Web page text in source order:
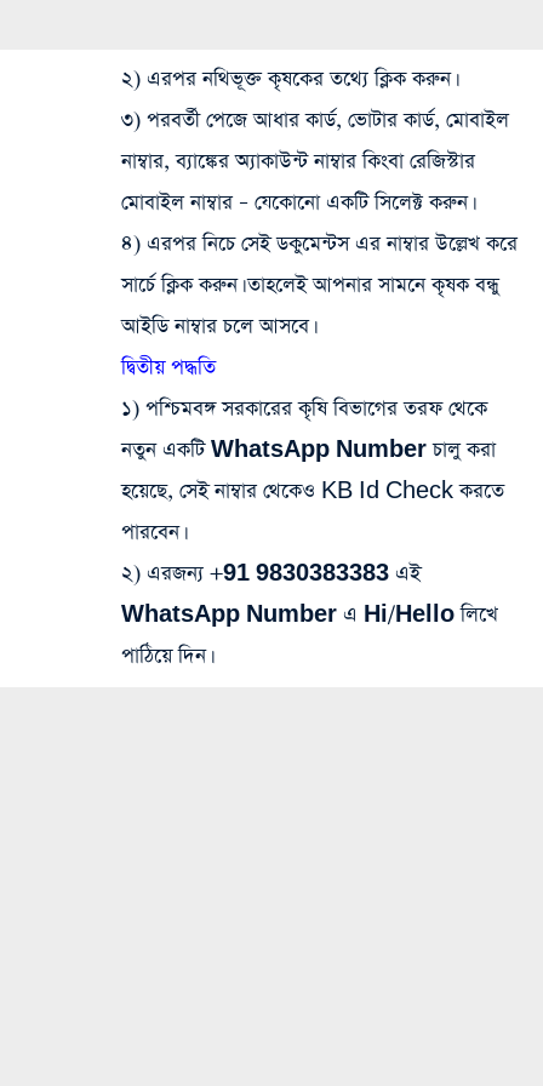
২) এরপরনথিভূক্ত কৃষকের তথ্যেক্লিক করুন।
৩) পরবর্তী পেজে আধার কার্ড, ভোটার কার্ড, মোবাইল
নাম্বার, ব্যাঙ্কের অ্যাকাউন্ট নাম্বার কিংবা রেজিস্টার
মোবাইল নাম্বার – যেকোনো একটিসিলেক্ট করুন।
৪) এরপর নিচে সেই ডকুমেন্টস এর নাম্বার উল্লেখ করে
সার্চে ক্লিক করুন। তাহলেই আপনার সামনেকৃষক বন্ধু
আইডি নাম্বারচলে আসবে।
দ্বিতীয় পদ্ধতি
১) পশ্চিমবঙ্গ সরকারের কৃষি বিভাগের তরফ থেকে
নতুন একটিWhatsApp Numberচালু করা
হয়েছে, সেই নাম্বার থেকেও KB Id Check করতে
পারবেন।
২) এরজন্য +91 9830383383 এই
WhatsApp Number এ Hi/Helloলিখে
পাঠিয়ে দিন।